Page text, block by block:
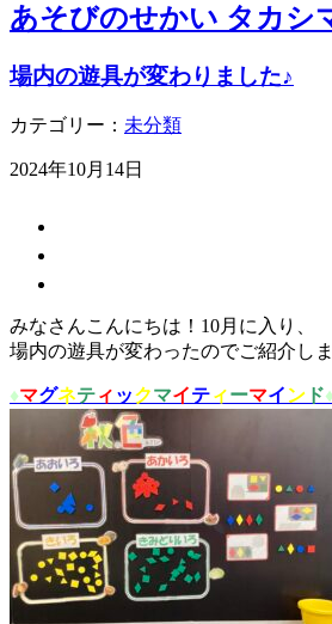
あそびのせかい タカシ
場内の遊具が変わりました♪
カテゴリー： 未分類
2024年10月14日
みなさんこんにちは！10月に入り、
場内の遊具が変わったのでご紹介しま
♦︎マグネティ ックマイティーマイ ン ド♦︎